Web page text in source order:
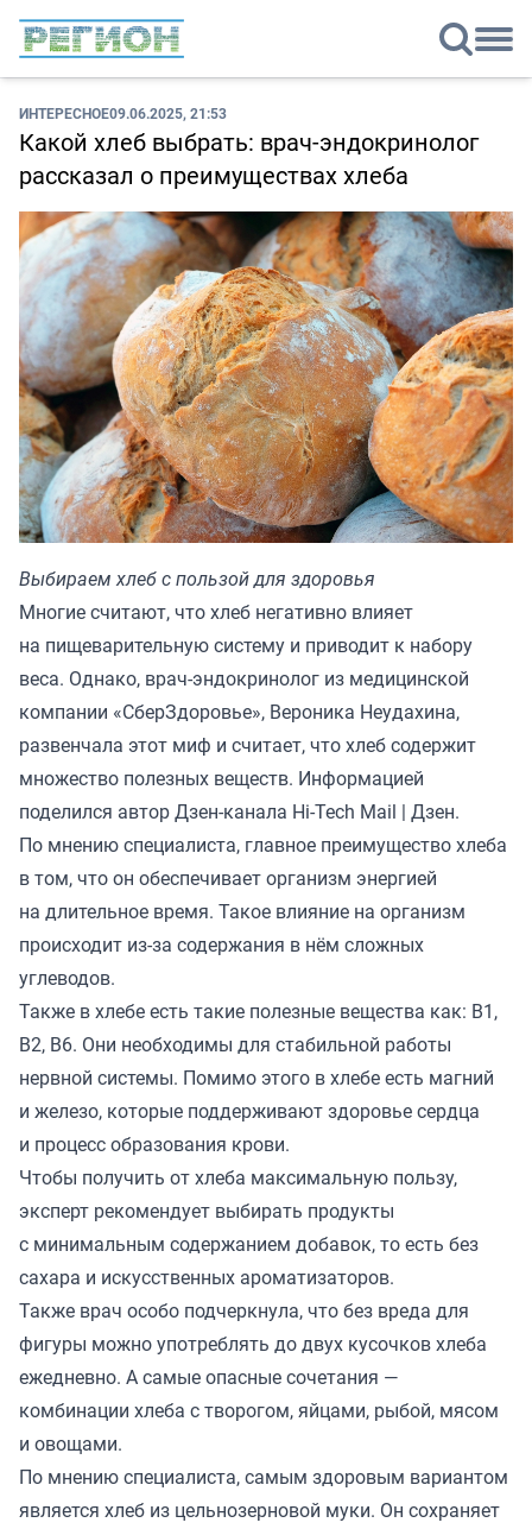
ИНТЕРЕСНОЕ09.06.2025, 21:53
Какой хлеб выбрать: врач-эндокринолог
рассказал о преимуществах хлеба
Выбираем хлеб с пользой для здоровья
Многие считают, что хлеб негативно влияет
на пищеварительную систему и приводит к набору
веса. Однако, врач-эндокринолог из медицинской
компании «СберЗдоровье», Вероника Неудахина,
развенчала этот миф и считает, что хлеб содержит
множество полезных веществ. Информацией
поделился автор Дзен-канала Hi-Tech Mail | Дзен.
По мнению специалиста, главное преимущество хлеба
в том, что он обеспечивает организм энергией
на длительное время. Такое влияние на организм
происходит из-за содержания в нём сложных
углеводов.
Также в хлебе есть такие полезные вещества как: B1,
B2, B6. Они необходимы для стабильной работы
нервной системы. Помимо этого в хлебе есть магний
и железо, которые поддерживают здоровье сердца
и процесс образования крови.
Чтобы получить от хлеба максимальную пользу,
эксперт рекомендует выбирать продукты
с минимальным содержанием добавок, то есть без
сахара и искусственных ароматизаторов.
Также врач особо подчеркнула, что без вреда для
фигуры можно употреблять до двух кусочков хлеба
ежедневно. А самые опасные сочетания —
комбинации хлеба с творогом, яйцами, рыбой, мясом
и овощами.
По мнению специалиста, самым здоровым вариантом
является хлеб из цельнозерновой муки. Он сохраняет